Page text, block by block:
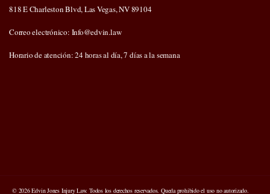
818 E Charleston Blvd, Las Vegas, NV 89104
Correo electrónico: Info@edvin.law
Horario de atención: 24 horas al día, 7 días a la semana
© 2026 Edvin Jones Injury Law. Todos los derechos reservados. Queda prohibido el uso no autorizado.